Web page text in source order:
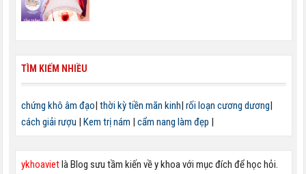
TÌM KIẾM NHIỀU
chứng khô âm đạo| thời kỳ tiền mãn kinh| rối loạn cương dương|
cách giải rượu | Kem trị nám | cẩm nang làm đẹp |
ykhoavietlà Blog sưu tầm kiến về y khoa với mục đích để học hỏi.